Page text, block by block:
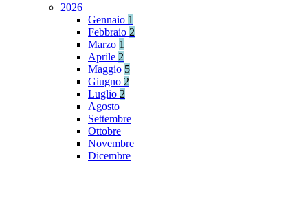
2026
Gennaio 1
Febbraio 2
Marzo 1
Aprile 2
Maggio 5
Giugno 2
Luglio 2
Agosto
Settembre
Ottobre
Novembre
Dicembre